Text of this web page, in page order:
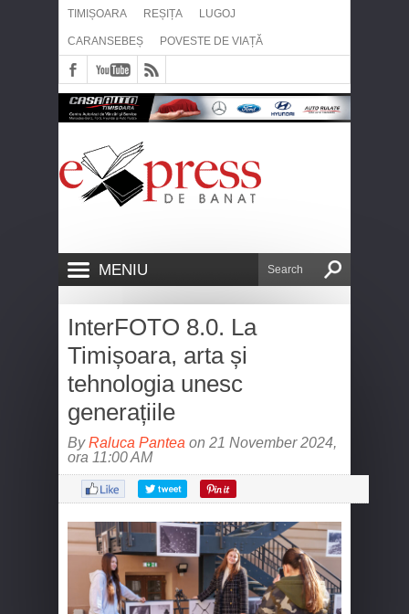
TIMIȘOARA REȘIȚA LUGOJ
CARANSEBEȘ POVESTE DE VIAȚĂ
MENIU
InterFOTO 8.0. La
Timișoara, arta și
tehnologia unesc
generațiile
ByRaluca Pantea on 21 November 2024,
ora 11:00 AM